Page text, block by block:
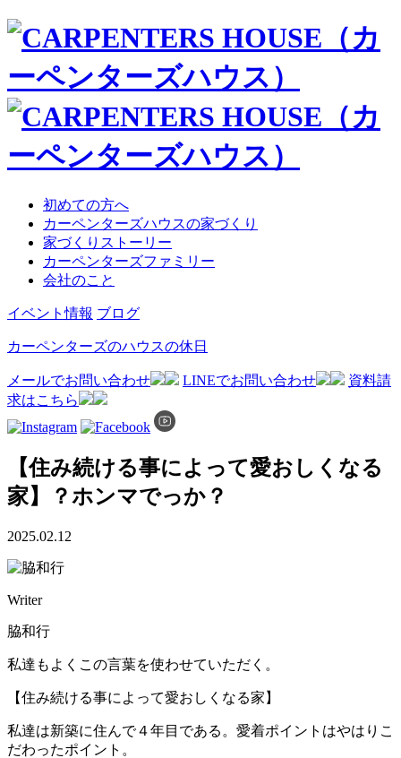
初めての方へ
カーペンターズハウスの家づくり
家づくりストーリー
カーペンターズファミリー
会社のこと
イベント情報 ブログ
カーペンターズのハウスの休日
メールでお問い合わせ LINEでお問い合わせ
資料請
求はこちら
【住み続ける事によって愛おしくなる
家】？ホンマでっか？
2025.02.12
Writer
脇和行
私達もよくこの言葉を使わせていただく。
【住み続ける事によって愛おしくなる家】
私達は新築に住んで４年目である。愛着ポイントはやはりこ
だわったポイント。